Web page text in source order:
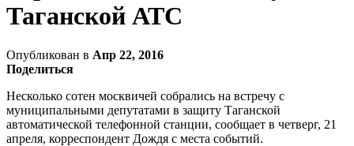
Таганской АТС
Опубликован в Апр 22, 2016
Поделиться
Несколько сотен москвичей собрались на встречу с
муниципальными депутатами в защиту Таганской
автоматической телефонной станции, сообщает в четверг, 21
апреля, корреспондент Дождя с места событий.